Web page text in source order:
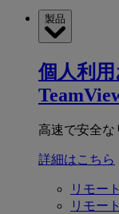
製品
個人利
高速で安全な
詳細はこちら
リモー
リモー